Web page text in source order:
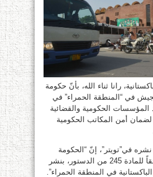
رانا ثناء الله، بأنّ حكومة
في “المنطقة الحمراء” في
المؤسسات الحكومية والقضائية
لضمان أمن المكاتب الحكومية
في”تويتر”، إنّ “الحكومة
الفيدرالية سمحت، وفقاً للمادة 245 من الدستور، بنشر
في المنطقة الحمراء”.